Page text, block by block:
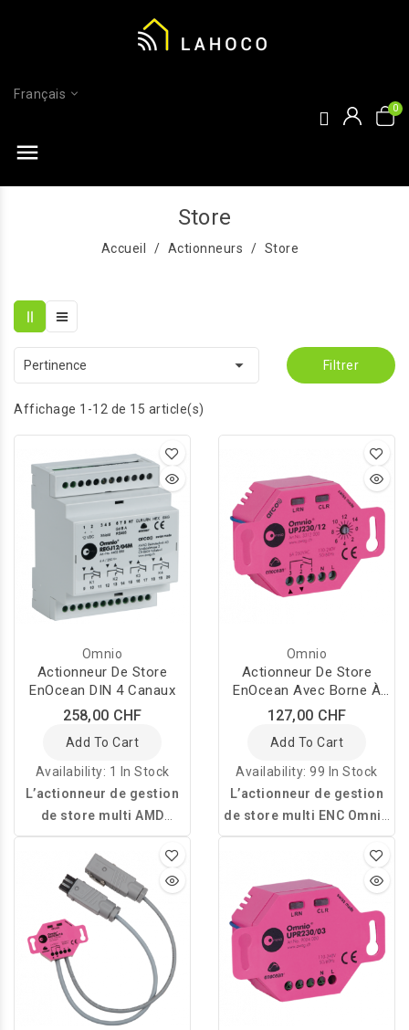
Français
menu
Store
Accueil Actionneurs Store
Pertinence  Filtrer
Affichage 1-12 de 15 article(s)
Omnio
Actionneur De Store
EnOcean DIN 4 Canaux
258,00 CHF
Add To Cart
Availability: 1 In Stock
L’actionneur de gestion
de store multi AMD
Omnio 4 canaux
REGJ12/04Mpermet de
commander des moteurs
tubulaires 230 V~ pour
stores, pares-soleil,
persiennes ou portes de
Omnio
Actionneur De Store
EnOcean Avec Borne À
Vis
127,00 CHF
Add To Cart
Availability:99 In Stock
L’actionneur de gestion
de store multi ENC Omnio
1 canal UPJ230/12
permet de commander
des moteurs tubulaires
230 VAC pour stores,
pares-soleil, persiennes ou
portes de garage.